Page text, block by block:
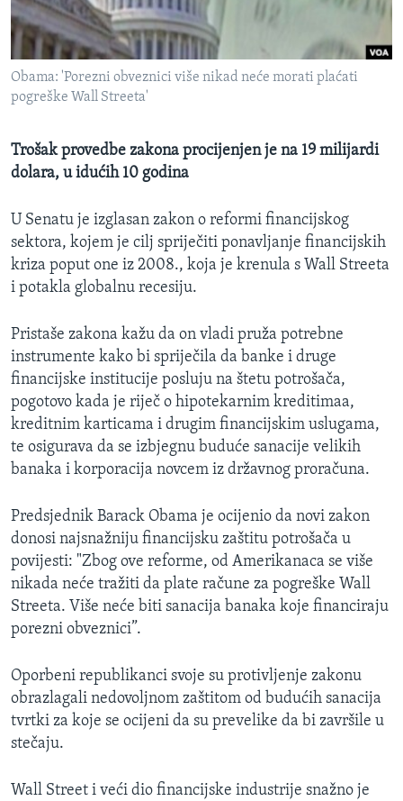
MAGAZIN
O GLASU AMERIKE
Learning English
PRATITE NAS
Jezici
Obama: 'Porezni obveznici više nikad neće morati plaćati
pogreške Wall Streeta'
Trošak provedbe zakona procijenjen je na 19 milijardi
dolara, u idućih 10 godina
U Senatu je izglasan zakon o reformi financijskog
sektora, kojem je cilj spriječiti ponavljanje financijskih
kriza poput one iz 2008., koja je krenula s Wall Streeta
i potakla globalnu recesiju.
Pristaše zakona kažu da on vladi pruža potrebne
instrumente kako bi spriječila da banke i druge
financijske institucije posluju na štetu potrošača,
pogotovo kada je riječ o hipotekarnim kreditimaa,
kreditnim karticama i drugim financijskim uslugama,
te osigurava da se izbjegnu buduće sanacije velikih
banaka i korporacija novcem iz državnog proračuna.
Predsjednik Barack Obama je ocijenio da novi zakon
donosi najsnažniju financijsku zaštitu potrošača u
povijesti: "Zbog ove reforme, od Amerikanaca se više
nikada neće tražiti da plate račune za pogreške Wall
Streeta. Više neće biti sanacija banaka koje financiraju
porezni obveznici”.
Oporbeni republikanci svoje su protivljenje zakonu
obrazlagali nedovoljnom zaštitom od budućih sanacija
tvrtki za koje se ocijeni da su prevelike da bi završile u
stečaju.
Wall Street i veći dio financijske industrije snažno je